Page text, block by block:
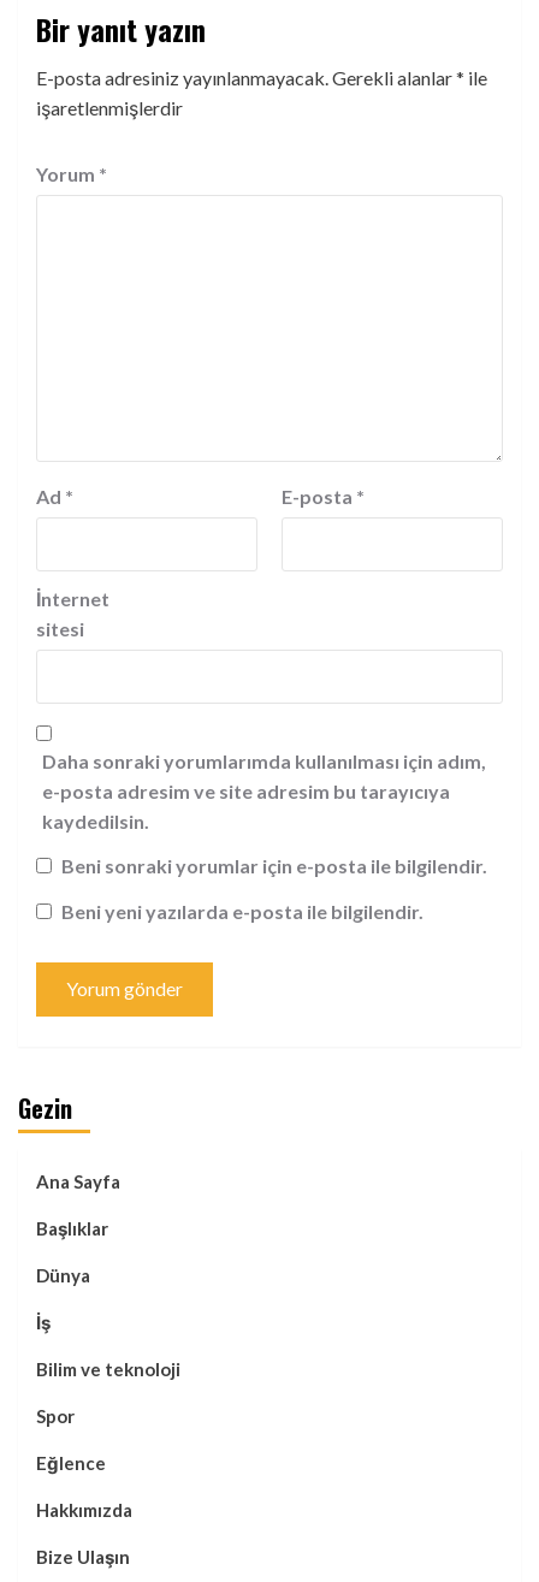
Bir yanıt yazın
E-posta adresiniz yayınlanmayacak. Gerekli alanlar* ile
işaretlenmişlerdir
Yorum *
Ad * E-posta *
İnternet
sitesi
Daha sonraki yorumlarımda kullanılması için adım,
e-posta adresim ve site adresim bu tarayıcıya
kaydedilsin.
Beni sonraki yorumlar için e-posta ile bilgilendir.
Beni yeni yazılarda e-posta ile bilgilendir.
Gezin
Ana Sayfa
Başlıklar
Dünya
İş
Bilim ve teknoloji
Spor
Eğlence
Hakkımızda
Bize Ulaşın